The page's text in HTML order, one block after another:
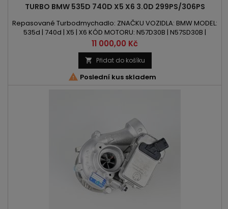
TURBO BMW 535D 740D X5 X6 3.0D 299PS/306PS
Repasované Turbodmychadlo: ZNAČKU VOZIDLA: BMW MODEL:
535d | 740d | X5 | X6 KÓD MOTORU: N57D30B | N57SD30B |
N57D30TOP OBSAH: 2993ccm 3.0d VÝKON: 299PS/220kW |
306PS/225kW ROK VÝROBY: 2009 -
Cena
11 000,00 Kč
 Přidat do košíku
 Poslední kus skladem